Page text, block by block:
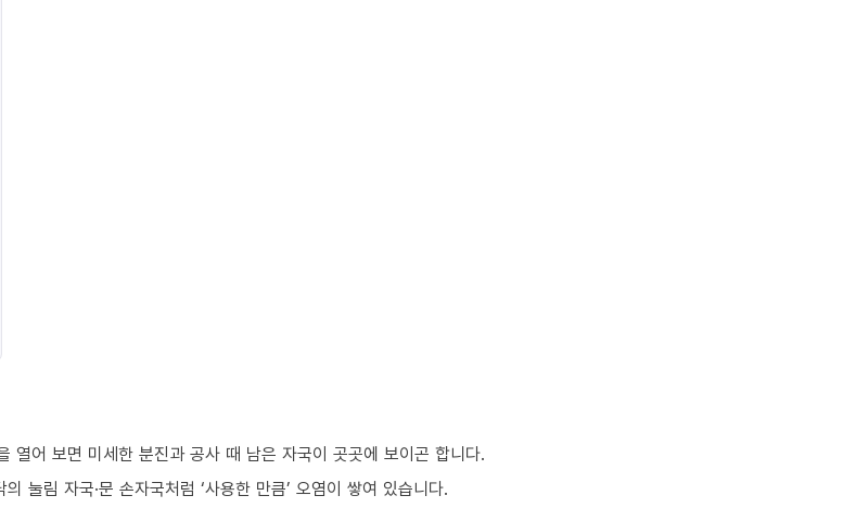
열어 보면 미세한 분진과 공사 때 남은 자국이 곳곳에 보이곤 합니다.
눌림 자국·문 손자국처럼 ‘사용한 만큼’ 오염이 쌓여 있습니다.